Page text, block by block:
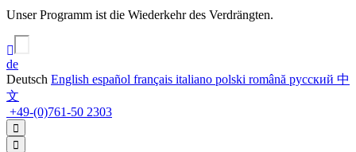
Unser Programm ist die Wiederkehr des Verdrängten.
de
Deutsch English español français italiano polski română русский 中
文
+49-(0)761-50 2303